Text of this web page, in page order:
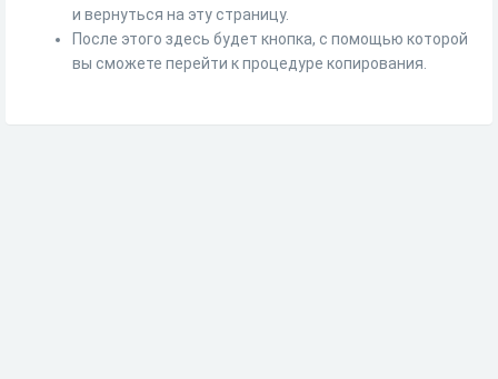
и вернуться на эту страницу.
После этого здесь будет кнопка, с помощью которой
вы сможете перейти к процедуре копирования.